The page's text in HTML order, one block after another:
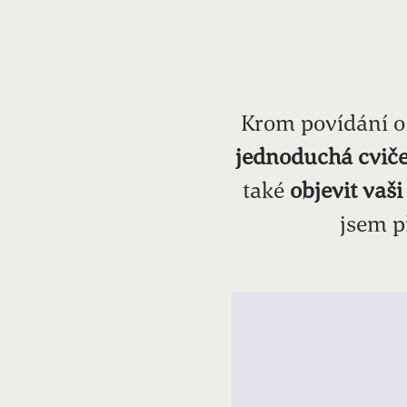
Krom povídání
jednoduchá
také objevit
jsem